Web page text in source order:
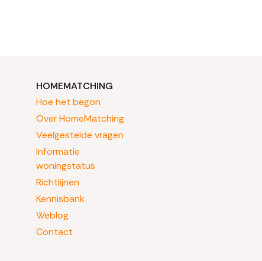
HOMEMATCHING
Hoe het begon
Over HomeMatching
Veelgestelde vragen
Informatie
woningstatus
Richtlijnen
Kennisbank
Weblog
Contact